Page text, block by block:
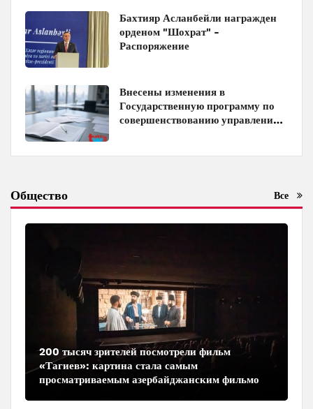
Бахтияр Асланбейли награжден
орденом "Шохрат" -
Распоряжение
Внесены изменения в
Государственную программу по
совершенствованию управления
Общество Все
200 тысяч зрителей посмотрели фильм
«Тагиев»: картина стала самым
просматриваемым азербайджанским фильмом